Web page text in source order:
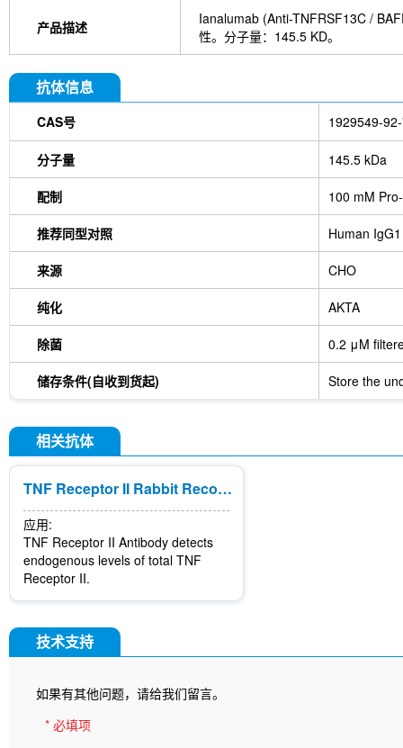
产品描述
Ianalumab (Anti-TNFRSF13C /
性。分子量：145.5 KD。
抗体信息
CAS号 1929549-
分子量 145.5 kDa
配制 100 mM
推荐同型对照 Human IgG1
来源 CHO
纯化 AKTA
除菌 0.2 μM
储存条件(自收到货起) Store the
相关抗体
TNF Receptor II Rabbit Recombinant mAb
应用:
TNF Receptor II Antibody detects
endogenous levels of total TNF
Receptor II.
技术支持
如果有其他问题，请给我们留言。
* 必填项